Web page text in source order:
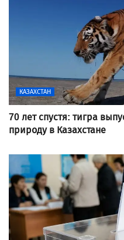
КАЗАХСТАН
70 лет спустя: тигра
природу в Казахстане